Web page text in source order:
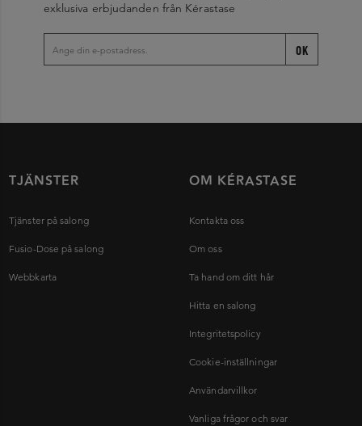
exklusiva erbjudanden från Kérastase
OK
TJÄNSTER
Tjänster på salong
Fusio-Dose på salong
Webbkarta
OM KÉRASTASE
Kontakta oss
Om oss
Ta hand om ditt hår
Hitta en salong
Integritetspolicy
Cookie-inställningar
Användarvillkor
Vanliga frågor och svar